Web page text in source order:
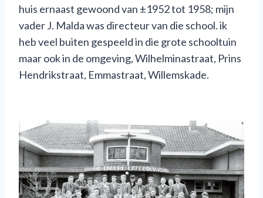
huis ernaast gewoond van ±1952 tot 1958; mijn
vader J. Malda was directeur van die school. ik
heb veel buiten gespeeld in die grote schooltuin
maar ook in de omgeving, Wilhelminastraat, Prins
Hendrikstraat, Emmastraat, Willemskade.